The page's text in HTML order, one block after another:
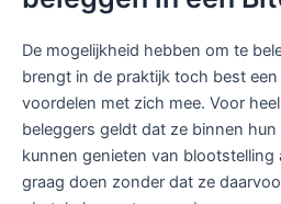
De mogelijkheid hebben om te
brengt in de praktijk toch best
voordelen met zich mee. Voor
beleggers geldt dat ze binnen
kunnen genieten van blootstelling
graag doen zonder dat ze